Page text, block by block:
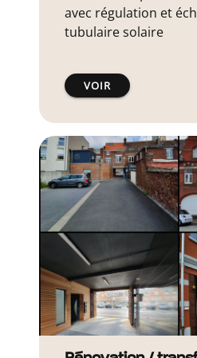
avec régulation et
tubulaire solaire
VOIR